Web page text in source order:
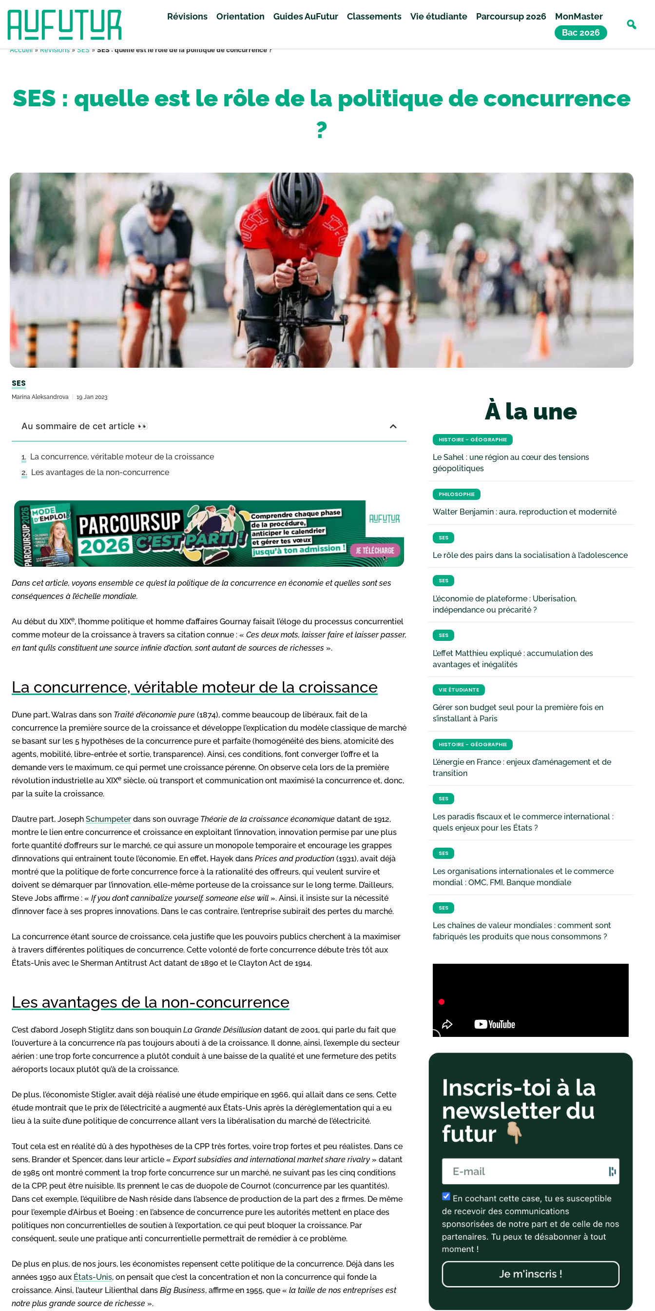
Révisions Orientation Guides AuFutur Classements Vie étudiante Parcoursup 2026
MonMaster
Bac 2026
Accueil»Révisions»SES»SES : quelle est le rôle de la politique de concurrence ?
SES : quelle est le rôle de la politique de concurrence
?
SES
Marina Aleksandrova 19 Jan 2023
Au sommaire de cet article 👀
La concurrence, véritable moteur de la croissance
Les avantages de la non-concurrence
Dans cet article, voyons ensemble ce qu’est la politique de la concurrence en économie et quelles sont ses
conséquences à l’échelle mondiale.
Au début du XIXe, l’homme politique et homme d’affaires Gournay faisait l’éloge du processus concurrentiel
comme moteur de la croissance à travers sa citation connue : « Ces deux mots, laisser faire et laisser passer,
en tant qu’ils constituent une source infinie d’action, sont autant de sources de richesses ».
La concurrence, véritable moteur de la croissance
D’une part, Walras dans son Traité d’économie pure (1874), comme beaucoup de libéraux, fait de la
concurrence la première source de la croissance et développe l’explication du modèle classique de marché
se basant sur les 5 hypothèses de la concurrence pure et parfaite (homogénéité des biens, atomicité des
agents, mobilité, libre-entrée et sortie, transparence). Ainsi, ces conditions, font converger l’offre et la
demande vers le maximum, ce qui permet une croissance pérenne. On observe cela lors de la première
révolution industrielle au XIXe siècle, où transport et communication ont maximisé la concurrence et, donc,
par la suite la croissance.
D’autre part, Joseph Schumpeter dans son ouvrage Théorie de la croissance économique datant de 1912,
montre le lien entre concurrence et croissance en exploitant l’innovation, innovation permise par une plus
forte quantité d’offreurs sur le marché, ce qui assure un monopole temporaire et encourage les grappes
d’innovations qui entrainent toute l’économie. En effet, Hayek dans Prices and production (1931), avait déjà
montré que la politique de forte concurrence force à la rationalité des offreurs, qui veulent survire et
doivent se démarquer par l’innovation, elle-même porteuse de la croissance sur le long terme. D’ailleurs,
Steve Jobs affirme : « If you don’t cannibalize yourself, someone else will ». Ainsi, il insiste sur la nécessité
d’innover face à ses propres innovations. Dans le cas contraire, l’entreprise subirait des pertes du marché.
La concurrence étant source de croissance, cela justifie que les pouvoirs publics cherchent à la maximiser
à travers différentes politiques de concurrence. Cette volonté de forte concurrence débute très tôt aux
États-Unis avec le Sherman Antitrust Act datant de 1890 et le Clayton Act de 1914.
Les avantages de la non-concurrence
C’est d’abord Joseph Stiglitz dans son bouquin La Grande Désillusion datant de 2001, qui parle du fait que
l’ouverture à la concurrence n’a pas toujours abouti à de la croissance. Il donne, ainsi, l’exemple du secteur
aérien : une trop forte concurrence a plutôt conduit à une baisse de la qualité et une fermeture des petits
aéroports locaux plutôt qu’à de la croissance.
De plus, l’économiste Stigler, avait déjà réalisé une étude empirique en 1966, qui allait dans ce sens. Cette
étude montrait que le prix de l’électricité a augmenté aux États-Unis après la dérèglementation qui a eu
lieu à la suite d’une politique de concurrence allant vers la libéralisation du marché de l’électricité.
Tout cela est en réalité dû à des hypothèses de la CPP très fortes, voire trop fortes et peu réalistes. Dans ce
sens, Brander et Spencer, dans leur article « Export subsidies and international market share rivalry» datant
de 1985 ont montré comment la trop forte concurrence sur un marché, ne suivant pas les cinq conditions
de la CPP, peut être nuisible. Ils prennent le cas de duopole de Cournot (concurrence par les quantités).
Dans cet exemple, l’équilibre de Nash réside dans l’absence de production de la part des 2 firmes. De même
pour l’exemple d’Airbus et Boeing : en l’absence de concurrence pure les autorités mettent en place des
politiques non concurrentielles de soutien à l’exportation, ce qui peut bloquer la croissance. Par
conséquent, seule une pratique anti concurrentielle permettrait de remédier à ce problème.
De plus en plus, de nos jours, les économistes repensent cette politique de la concurrence. Déjà dans les
années 1950 aux États-Unis, on pensait que c’est la concentration et non la concurrence qui fonde la
croissance. Ainsi, l’auteur Lilienthal dans Big Business, affirme en 1955, que « la taille de nos entreprises est
notre plus grande source de richesse ».
À la une
HISTOIRE - GÉOGRAPHIE
Le Sahel : une région au cœur des tensions
géopolitiques
PHILOSOPHIE
Walter Benjamin : aura, reproduction et modernité
SES
Le rôle des pairs dans la socialisation à l’adolescence
SES
L’économie de plateforme : Uberisation,
indépendance ou précarité ?
SES
L’effet Matthieu expliqué : accumulation des
avantages et inégalités
VIE ÉTUDIANTE
Gérer son budget seul pour la première fois en
s’installant à Paris
HISTOIRE - GÉOGRAPHIE
L’énergie en France : enjeux d’aménagement et de
transition
SES
Les paradis fiscaux et le commerce international :
quels enjeux pour les États ?
SES
Les organisations internationales et le commerce
mondial : OMC, FMI, Banque mondiale
SES
Les chaînes de valeur mondiales : comment sont
fabriqués les produits que nous consommons ?